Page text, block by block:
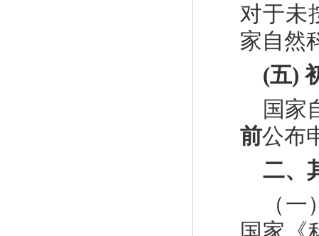
对于未
家自然
(五)
国家
前公布
二、
（